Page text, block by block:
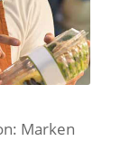
Marken